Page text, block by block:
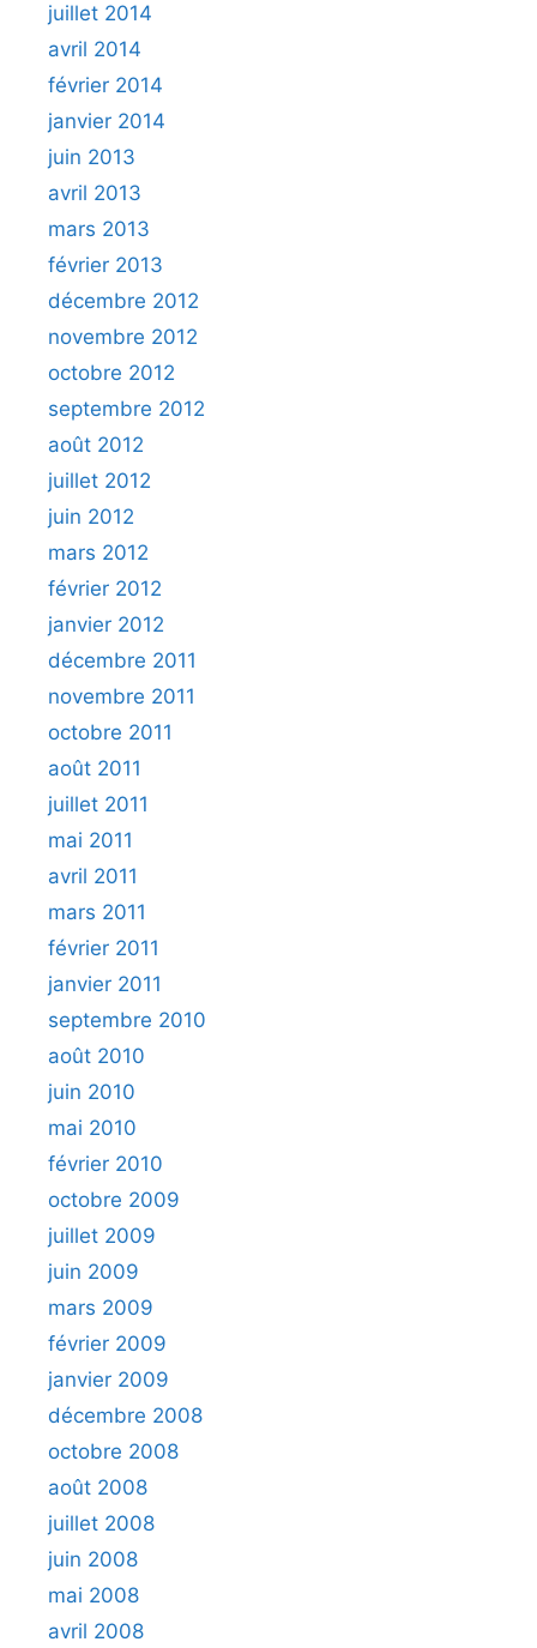
juillet 2014
avril 2014
février 2014
janvier 2014
juin 2013
avril 2013
mars 2013
février 2013
décembre 2012
novembre 2012
octobre 2012
septembre 2012
août 2012
juillet 2012
juin 2012
mars 2012
février 2012
janvier 2012
décembre 2011
novembre 2011
octobre 2011
août 2011
juillet 2011
mai 2011
avril 2011
mars 2011
février 2011
janvier 2011
septembre 2010
août 2010
juin 2010
mai 2010
février 2010
octobre 2009
juillet 2009
juin 2009
mars 2009
février 2009
janvier 2009
décembre 2008
octobre 2008
août 2008
juillet 2008
juin 2008
mai 2008
avril 2008